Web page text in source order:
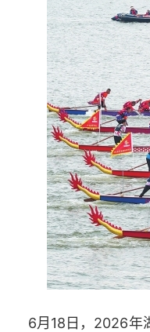
6月18日，2026年